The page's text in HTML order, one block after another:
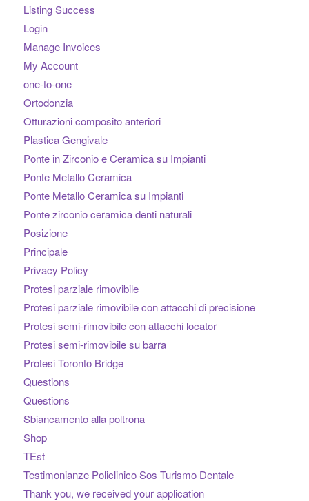
Listing Success
Login
Manage Invoices
My Account
one-to-one
Ortodonzia
Otturazioni composito anteriori
Plastica Gengivale
Ponte in Zirconio e Ceramica su Impianti
Ponte Metallo Ceramica
Ponte Metallo Ceramica su Impianti
Ponte zirconio ceramica denti naturali
Posizione
Principale
Privacy Policy
Protesi parziale rimovibile
Protesi parziale rimovibile con attacchi di precisione
Protesi semi-rimovibile con attacchi locator
Protesi semi-rimovibile su barra
Protesi Toronto Bridge
Questions
Questions
Sbiancamento alla poltrona
Shop
TEst
Testimonianze Policlinico Sos Turismo Dentale
Thank you, we received your application